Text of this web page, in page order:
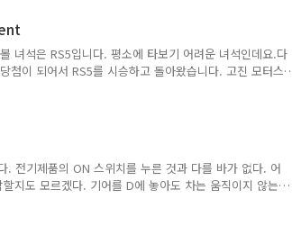
이전에 시장에 뛰어드는게 당연하겠다는 생각도 든다.
에 대해서..
녀석은 RS5입니다. 평소에 타보기 어려운 녀석인데요.다
첨이 되어서 RS5를 시승하고 돌아왔습니다. 고진 모터스
에서 어떻게 시승하느냐가 중요했죠 ^^그래서 무리해
덜 막히는 시간대에 시승을 할 수 있었습니다. 시승 차가
ㄷㄷ 다스베이더의 느낌을 풍기는 새로 바뀐 헤드라이
전기제품의 ON 스위치를 누른 것과 다를 바가 없다. 어
지도 모르겠다. 기어를 D에 놓아도 차는 움직이지 않는
크리핑(Creeping)을 구현해둔 것과는 대조적이다. 따라
지로 가속 페달을 밟아주어야 한다. 가속 페달에서 발을